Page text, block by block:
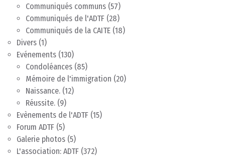
Communiqués communs (57)
Communiqués de l'ADTF (28)
Communiqués de la CAITE (18)
Divers (1)
Evénements (130)
Condoléances (85)
Mémoire de l'immigration (20)
Naissance. (12)
Réussite. (9)
Evènements de l'ADTF (15)
Forum ADTF (5)
Galerie photos (5)
L'association: ADTF (372)